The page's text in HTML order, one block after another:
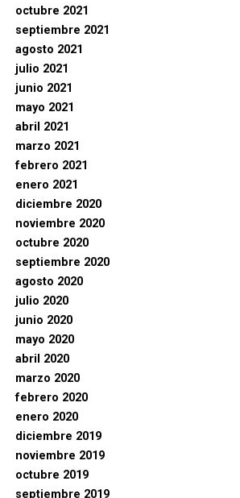
octubre 2021
septiembre 2021
agosto 2021
julio 2021
junio 2021
mayo 2021
abril 2021
marzo 2021
febrero 2021
enero 2021
diciembre 2020
noviembre 2020
octubre 2020
septiembre 2020
agosto 2020
julio 2020
junio 2020
mayo 2020
abril 2020
marzo 2020
febrero 2020
enero 2020
diciembre 2019
noviembre 2019
octubre 2019
septiembre 2019